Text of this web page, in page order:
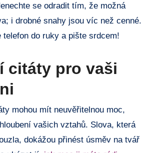
se odradit tím, že možná
i drobné snahy jsou víc než cenné.
telefon do ruky a pište srdcem!
citáty pro vaši
mohou mít neuvěřitelnou moc,
vašich vztahů. Slova, která
dokážou přinést úsměv na tvář